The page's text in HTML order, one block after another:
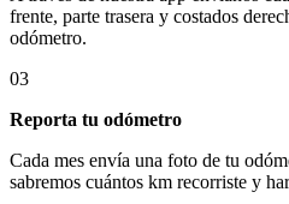
frente, parte trasera y costados
odómetro.
03
Reporta tu odómetro
Cada mes envía una foto de tu
sabremos cuántos km recorriste y